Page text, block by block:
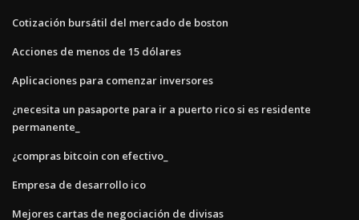
Cotización bursátil del mercado de boston
Acciones de menos de 15 dólares
Aplicaciones para comenzar inversores
¿necesita un pasaporte para ir a puerto rico si es residente
permanente_
¿compras bitcoin con efectivo_
Empresa de desarrollo ico
Mejores cartas de negociación de divisas